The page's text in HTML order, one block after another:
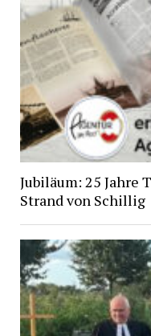
Jubiläum: 25 Jahre
Strand von Schillig